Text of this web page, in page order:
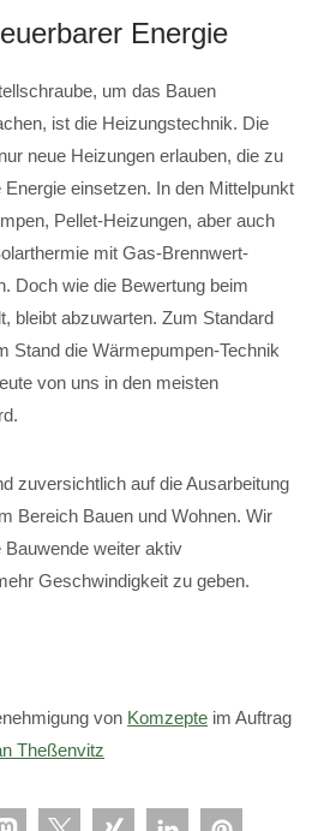
Energie
um das Bauen
ist die Heizungstechnik. Die
neue Heizungen erlauben, die zu
einsetzen. In den Mittelpunkt
Pellet-Heizungen, aber auch
mit Gas-Brennwert-
Doch wie die Bewertung beim
bleibt abzuwarten. Zum Standard
Stand die Wärmepumpen-Technik
von uns in den meisten
zuversichtlich auf die Ausarbeitung
Bereich Bauen und Wohnen. Wir
weiter aktiv
Geschwindigkeit zu geben.
von Komzepte im Auftrag
Theßenvitz